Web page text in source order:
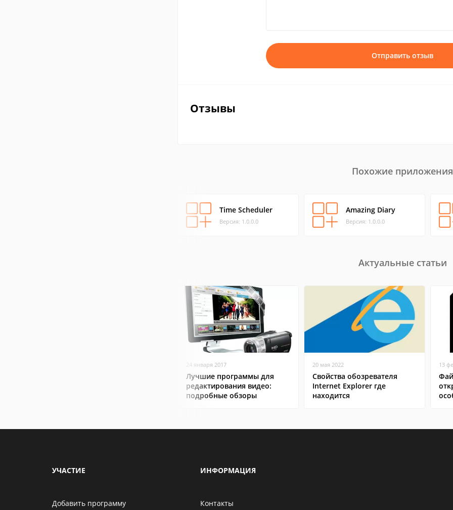
Отправить отзыв
Отзывы
Похожие приложения
Time Scheduler
Версия: 1.0.0.0
Amazing Diary
Версия: 1.0.0.0
Актуальные статьи
24 января 2017
Лучшие программы для
редактирования видео:
подробные обзоры
20 мая 2022
Свойства обозревателя
Internet Explorer где
находится
13
УЧАСТИЕ
Добавить программу
ИНФОРМАЦИЯ
Контакты